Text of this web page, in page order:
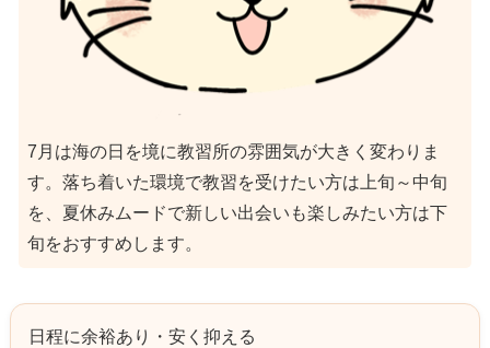
7月は海の日を境に教習所の雰囲気が大きく変わりま
す。落ち着いた環境で教習を受けたい方は上旬～中旬
を、夏休みムードで新しい出会いも楽しみたい方は下
旬をおすすめします。
日程に余裕あり・安く抑える